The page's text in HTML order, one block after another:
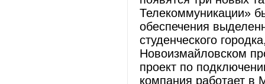
Телекоммуникации»
обеспечения
студенческого
Новоизмайловском
проект по
компания работает в